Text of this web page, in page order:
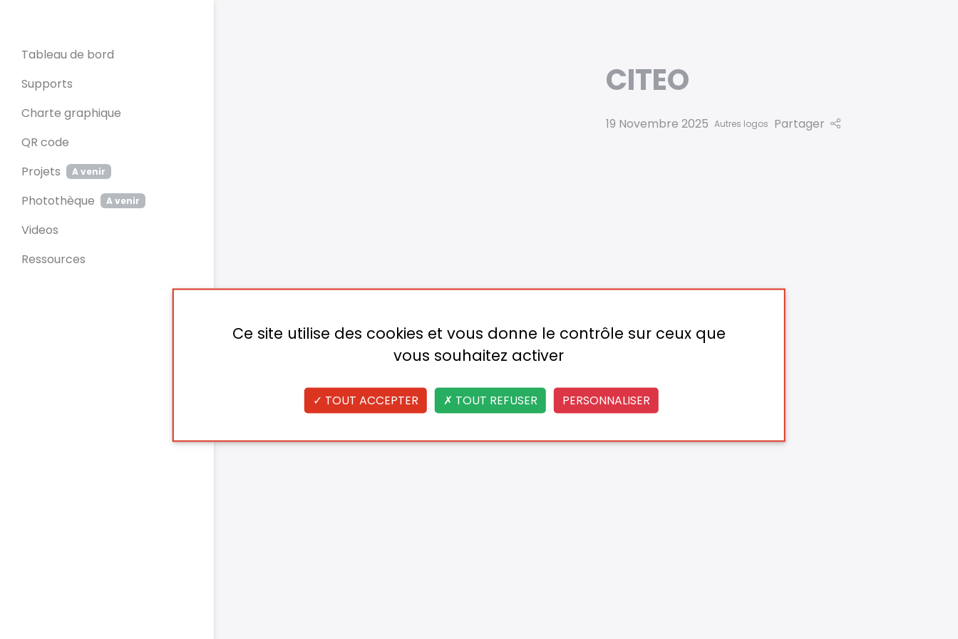
Tableau de bord
Supports
Charte graphique
QR code
Projets
A venir
Photothèque A venir
Videos
Ressources
CITEO
19 Novembre 2025 Autres logos Partager
Ce site utilise des cookies et vous donne le contrôle sur ceux que
vous souhaitez activer
TOUT ACCEPTER TOUT REFUSER PERSONNALISER